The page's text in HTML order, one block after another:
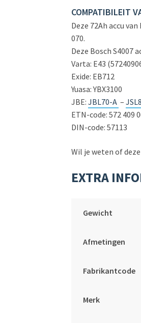
COMPATIBILEIT
Deze 72Ah accu
070.
Deze Bosch S4007
Varta: E43
Exide: EB712
Yuasa: YBX3100
JBE:JBL70-A –
ETN-code: 572 409
DIN-code: 57113
Wil je weten of
EXTRA
Gewicht
Afmetingen
Fabrikantcode
Merk